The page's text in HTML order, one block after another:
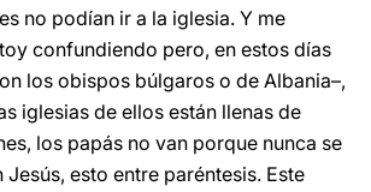
no podían ir a la iglesia. Y me
confundiendo pero, en estos días
los obispos búlgaros o de Albania–,
iglesias de ellos están llenas de
los papás no van porque nunca se
esto entre paréntesis. Este